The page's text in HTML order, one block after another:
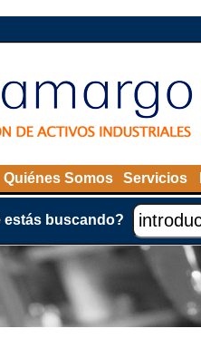
Quiénes Somos Servicios
estás buscando?